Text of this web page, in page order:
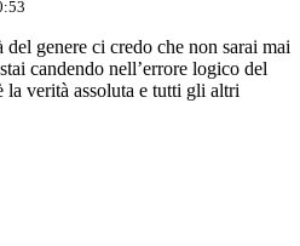
del genere ci credo che non sarai mai
candendo nell’errore logico del
la verità assoluta e tutti gli altri